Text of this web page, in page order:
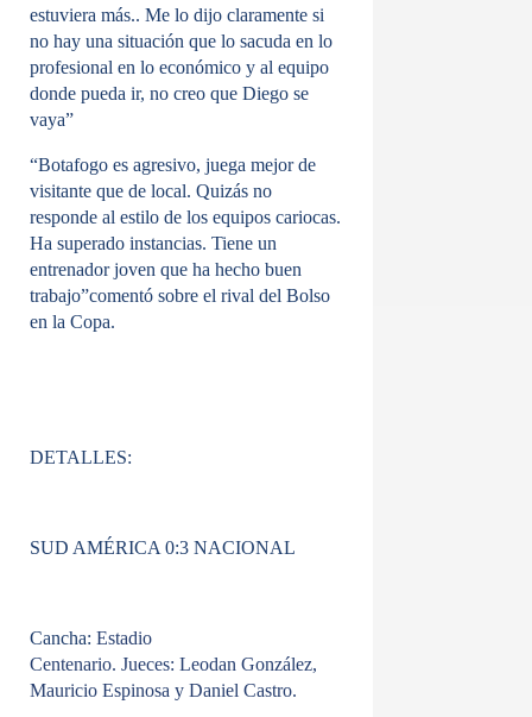
estuviera más.. Me lo dijo claramente si
no hay una situación que lo sacuda en lo
profesional en lo económico y al equipo
donde pueda ir, no creo que Diego se
vaya”
“Botafogo es agresivo, juega mejor de
visitante que de local. Quizás no
responde al estilo de los equipos cariocas.
Ha superado instancias. Tiene un
entrenador joven que ha hecho buen
trabajo”comentó sobre el rival del Bolso
en la Copa.
DETALLES:
SUD AMÉRICA 0:3 NACIONAL
Cancha: Estadio
Centenario. Jueces: Leodan González,
Mauricio Espinosa y Daniel Castro.